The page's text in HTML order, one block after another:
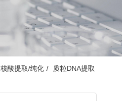
核酸提取/纯化 质粒DNA提取